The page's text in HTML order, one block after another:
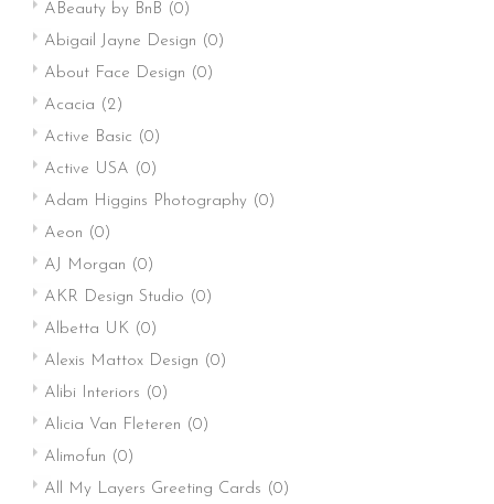
ABeauty by BnB (0)
Abigail Jayne Design (0)
About Face Design (0)
Acacia (2)
Active Basic (0)
Active USA (0)
Adam Higgins Photography (0)
Aeon (0)
AJ Morgan (0)
AKR Design Studio (0)
Albetta UK (0)
Alexis Mattox Design (0)
Alibi Interiors (0)
Alicia Van Fleteren (0)
Alimofun (0)
All My Layers Greeting Cards (0)